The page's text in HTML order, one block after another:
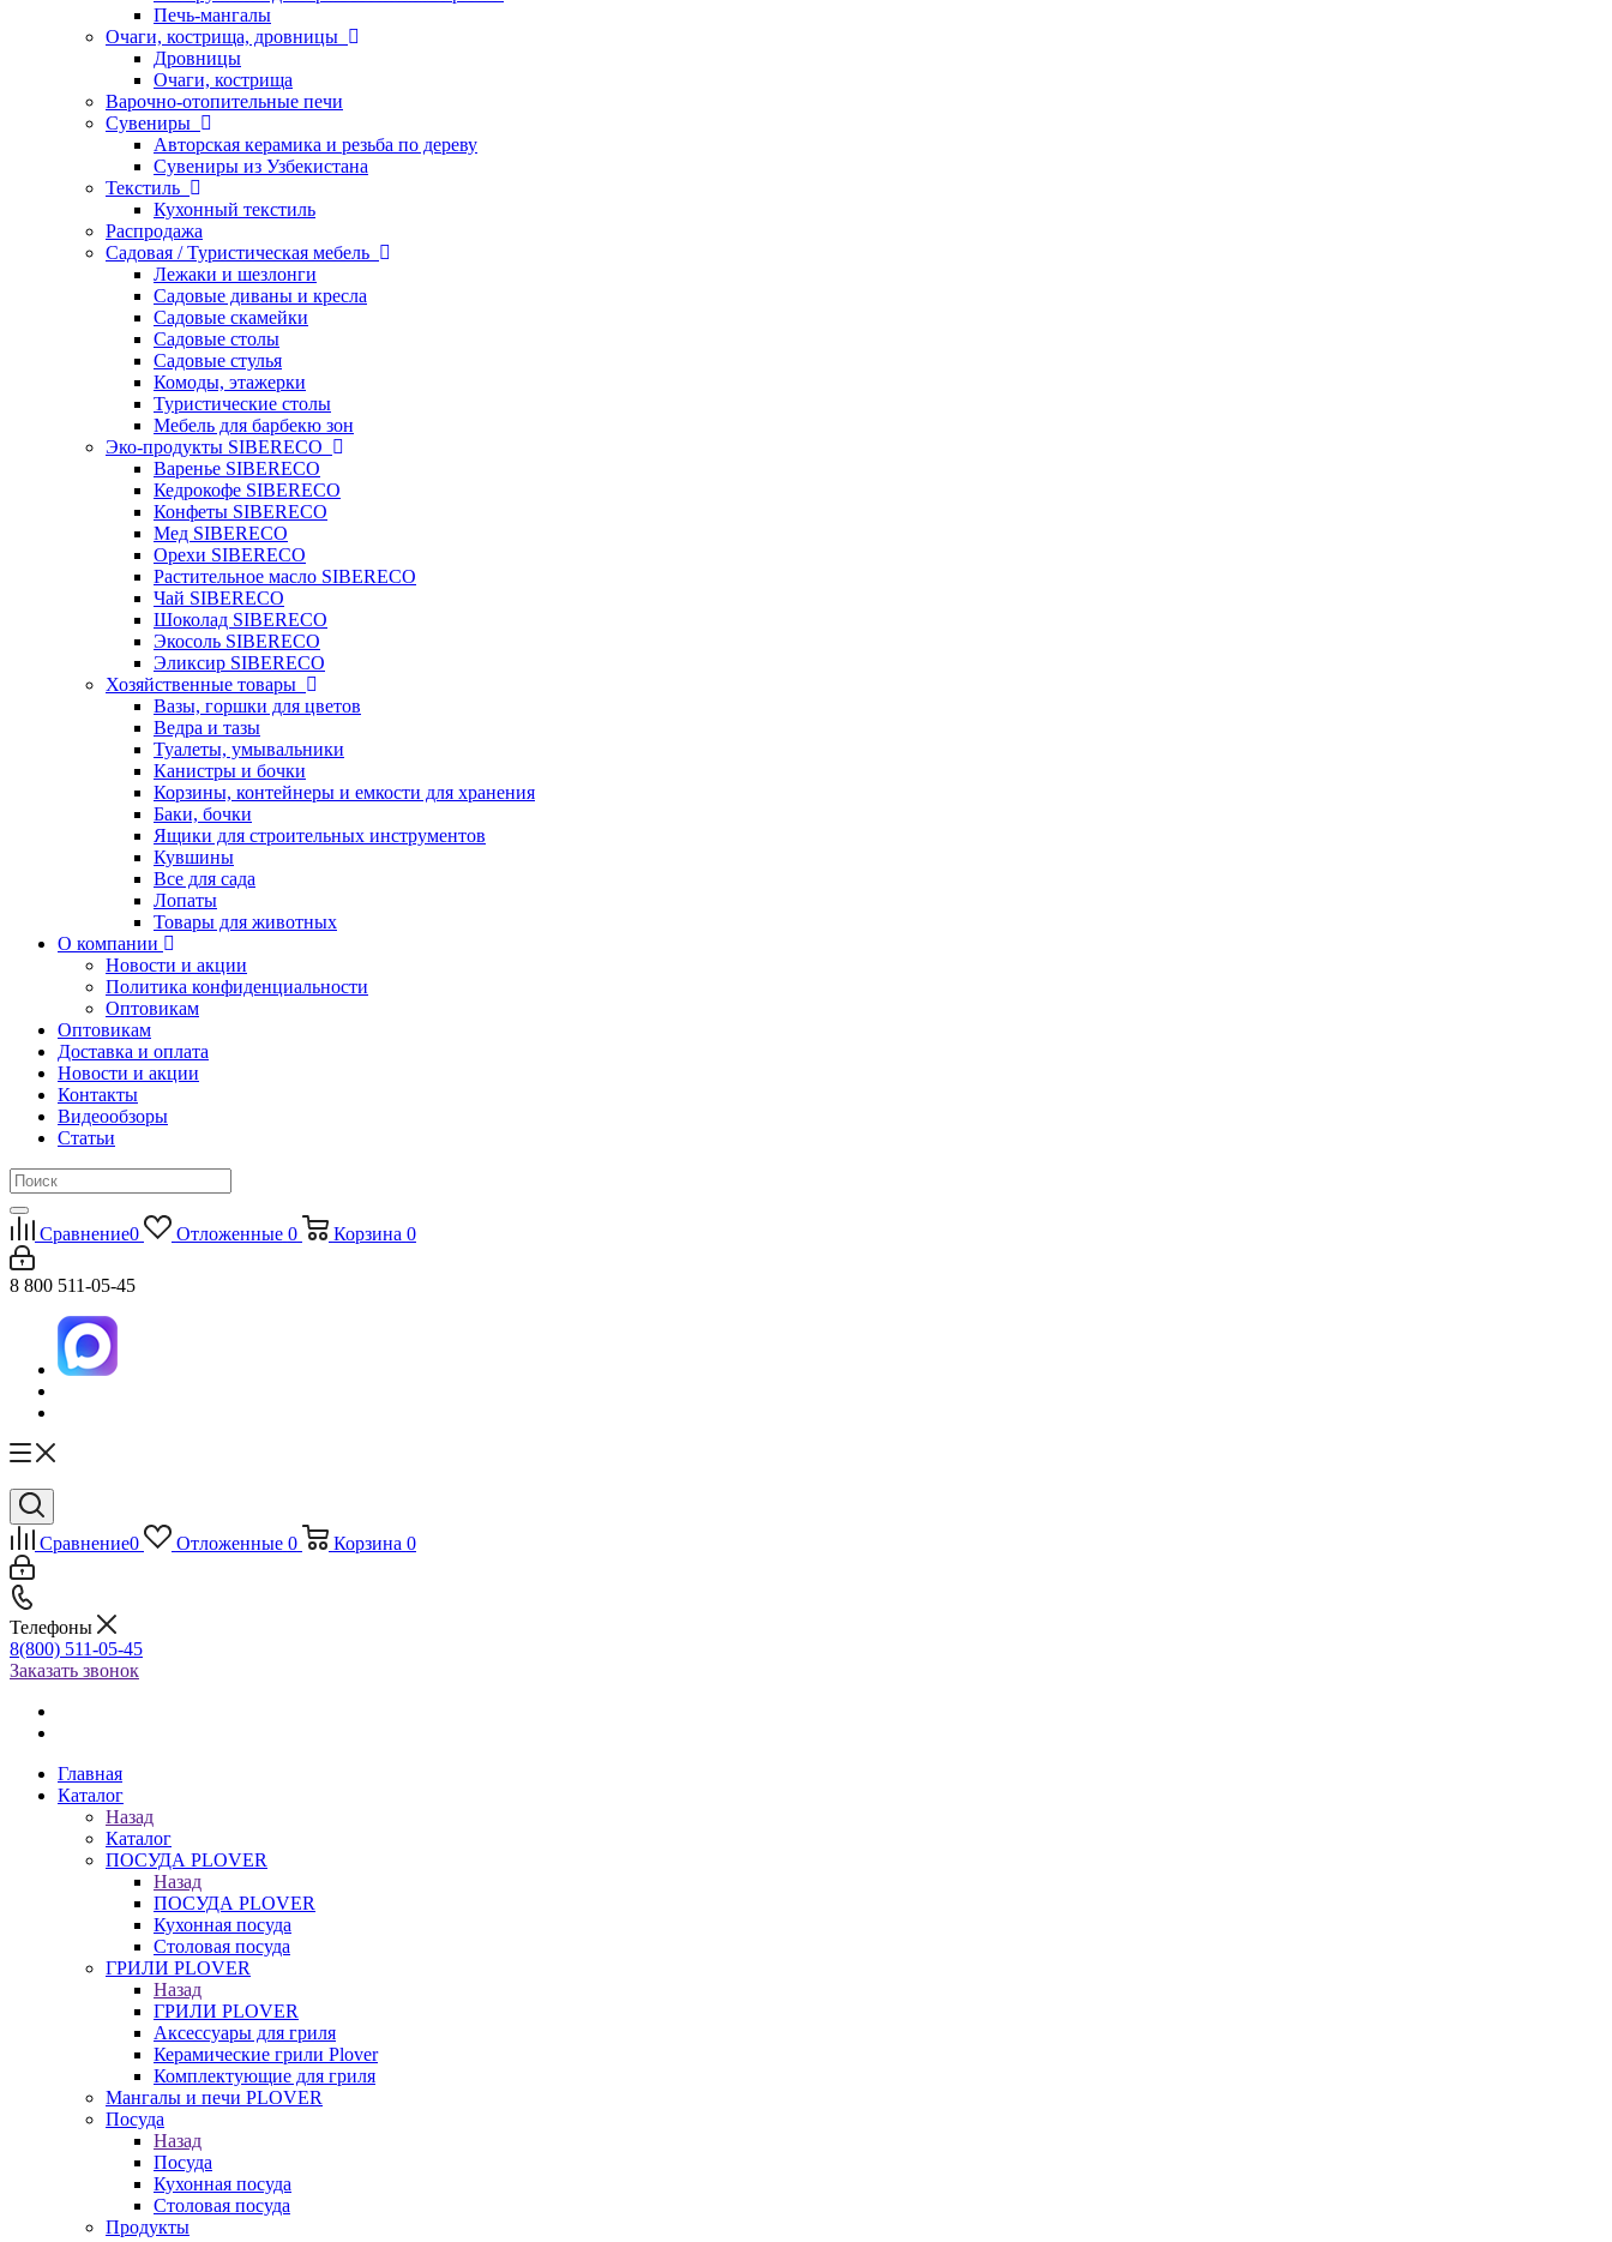
Печь-мангалы
Очаги, кострища, дровницы
Дровницы
Очаги, кострища
Варочно-отопительные печи
Сувениры
Авторская керамика и резьба по дереву
Сувениры из Узбекистана
Текстиль
Кухонный текстиль
Распродажа
Садовая / Туристическая мебель
Лежаки и шезлонги
Садовые диваны и кресла
Садовые скамейки
Садовые столы
Садовые стулья
Комоды, этажерки
Туристические столы
Мебель для барбекю зон
Эко-продукты SIBERECO
Варенье SIBERECO
Кедрокофе SIBERECO
Конфеты SIBERECO
Мед SIBERECO
Орехи SIBERECO
Растительное масло SIBERECO
Чай SIBERECO
Шоколад SIBERECO
Экосоль SIBERECO
Эликсир SIBERECO
Хозяйственные товары
Вазы, горшки для цветов
Ведра и тазы
Туалеты, умывальники
Канистры и бочки
Корзины, контейнеры и емкости для хранения
Баки, бочки
Ящики для строительных инструментов
Кувшины
Все для сада
Лопаты
Товары для животных
О компании
Новости и акции
Политика конфиденциальности
Оптовикам
Оптовикам
Доставка и оплата
Новости и акции
Контакты
Видеообзоры
Статьи
Сравнение0 Отложенные 0 Корзина 0
8 800 511-05-45
Сравнение0 Отложенные 0 Корзина 0
Телефоны
8(800) 511-05-45
Заказать звонок
Главная
Каталог
Назад
Каталог
ПОСУДА PLOVER
Назад
ПОСУДА PLOVER
Кухонная посуда
Столовая посуда
ГРИЛИ PLOVER
Назад
ГРИЛИ PLOVER
Аксессуары для гриля
Керамические грили Plover
Комплектующие для гриля
Мангалы и печи PLOVER
Посуда
Назад
Посуда
Кухонная посуда
Столовая посуда
Продукты